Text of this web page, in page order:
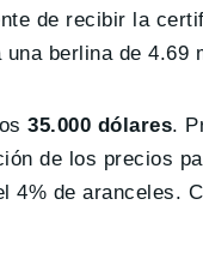
de recibir la
berlina de 4.69
35.000 dólares.
de los precios
de aranceles.